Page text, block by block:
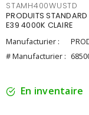
STAMH400WUSTD
PRODUITS
E39 4000K CLAIRE
Manufacturier :
# Manufacturier :
En inventaire